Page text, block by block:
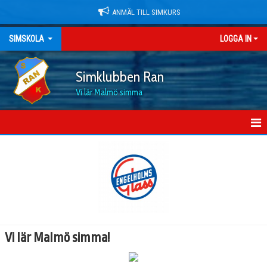
ANMÄL TILL SIMKURS
SIMSKOLA LOGGA IN
Simklubben Ran
Vi lär Malmö simma
Vi lär Malmö simma!